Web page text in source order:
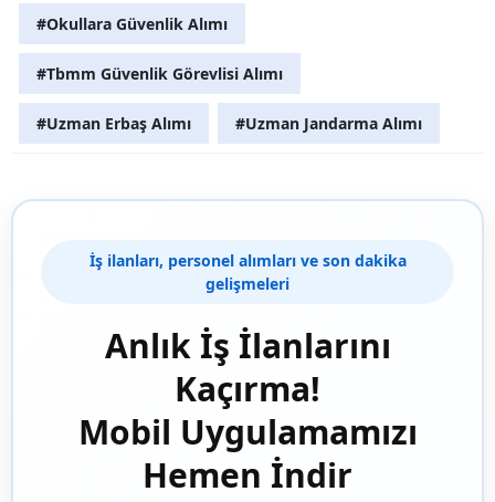
#Okullara Güvenlik Alımı
#Tbmm Güvenlik Görevlisi Alımı
#Uzman Erbaş Alımı #Uzman Jandarma Alımı
İş ilanları, personel alımları ve son dakika
gelişmeleri
Anlık İş İlanlarını
Kaçırma!
Mobil Uygulamamızı
Hemen İndir